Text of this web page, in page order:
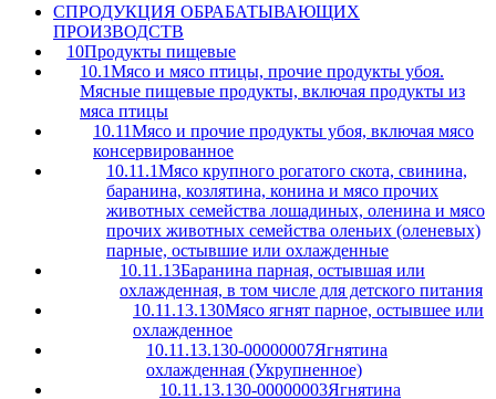
CПРОДУКЦИЯ ОБРАБАТЫВАЮЩИХ
ПРОИЗВОДСТВ
10Продукты пищевые
10.1Мясо и мясо птицы, прочие продукты убоя.
Мясные пищевые продукты, включая продукты из
мяса птицы
10.11Мясо и прочие продукты убоя, включая мясо
консервированное
10.11.1Мясо крупного рогатого скота, свинина,
баранина, козлятина, конина и мясо прочих
животных семейства лошадиных, оленина и мясо
прочих животных семейства оленьих (оленевых)
парные, остывшие или охлажденные
10.11.13Баранина парная, остывшая или
охлажденная, в том числе для детского питания
10.11.13.130Мясо ягнят парное, остывшее или
охлажденное
10.11.13.130-00000007Ягнятина
охлажденная (Укрупненное)
10.11.13.130-00000003Ягнятина